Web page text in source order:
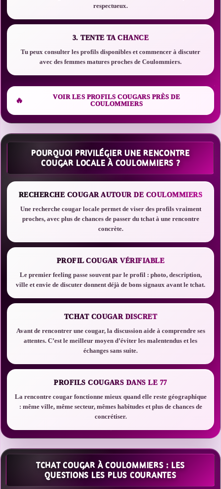
respectueux.
3. TENTE TA CHANCE
Tu peux consulter les profils disponibles et commencer à discuter
avec des femmes matures proches de Coulommiers.
VOIR LES PROFILS COUGARS PRÈS DE
COULOMMIERS
POURQUOI PRIVILÉGIER UNE RENCONTRE
COUGAR LOCALE À COULOMMIERS ?
RECHERCHE COUGAR AUTOUR DE COULOMMIERS
Une recherche cougar locale permet de viser des profils vraiment
proches, avec plus de chances de passer du tchat à une rencontre
concrète.
PROFIL COUGAR VÉRIFIABLE
Le premier feeling passe souvent par le profil : photo, description,
ville et envie de discuter donnent déjà de bons signaux avant le tchat.
TCHAT COUGAR DISCRET
Avant de rencontrer une cougar, la discussion aide à comprendre ses
attentes. C’est le meilleur moyen d’éviter les malentendus et les
échanges sans suite.
PROFILS COUGARS DANS LE 77
La rencontre cougar fonctionne mieux quand elle reste géographique
: même ville, même secteur, mêmes habitudes et plus de chances de
concrétiser.
TCHAT COUGAR À COULOMMIERS : LES
QUESTIONS LES PLUS COURANTES